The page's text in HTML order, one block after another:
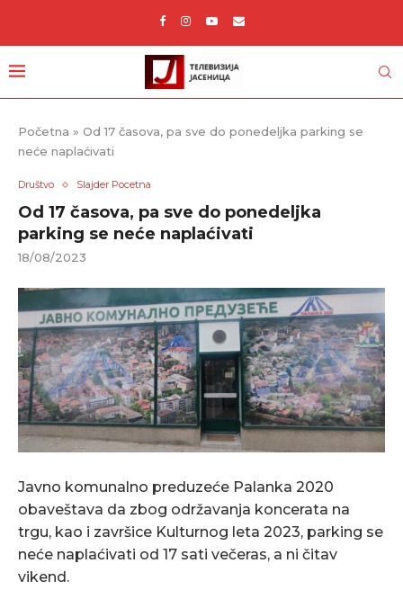
Početna » Od 17 časova, pa sve do ponedeljka parking se
neće naplaćivati
Društvo Slajder Pocetna
Od 17 časova, pa sve do ponedeljka
parking se neće naplaćivati
18/08/2023
Javno komunalno preduzeće Palanka 2020
obaveštava da zbog održavanja koncerata na
trgu, kao i završice Kulturnog leta 2023, parking se
neće naplaćivati od 17 sati večeras, a ni čitav
vikend.